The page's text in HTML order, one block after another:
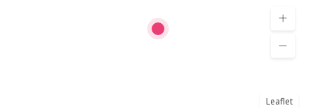
Leaflet